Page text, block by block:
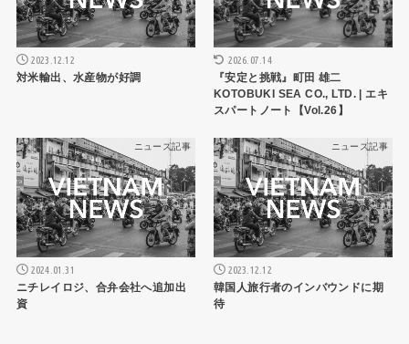
2023.12.12
対米輸出、水産物が好調
2026.07.14
『安定と挑戦』町田 雄二
KOTOBUKI SEA CO., LTD. | エキ
スパートノート【Vol.26】
ニュース記事
2024.01.31
ニチレイロジ、合弁会社へ追加出
資
ニュース記事
2023.12.12
韓国人旅行者のインバウンドに期
待